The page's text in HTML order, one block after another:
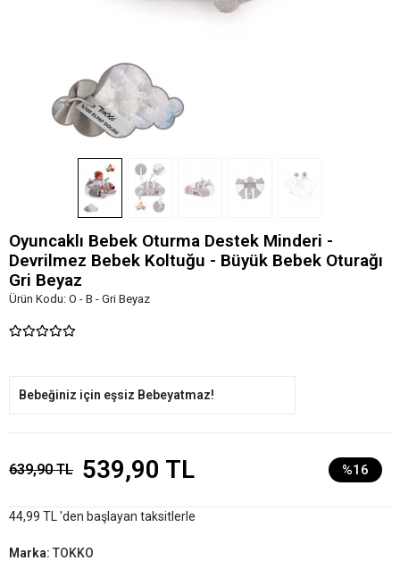
Oyuncaklı Bebek Oturma Destek Minderi -
Devrilmez Bebek Koltuğu - Büyük Bebek Oturağı
Gri Beyaz
Ürün Kodu: O - B - Gri Beyaz
Bebeğiniz için eşsiz Bebeyatmaz!
639,90 TL 539,90 TL %16
44,99 TL 'den başlayan taksitlerle
Marka: TOKKO